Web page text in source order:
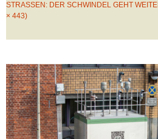
STRASSEN: DER SCHWINDEL GEHT WEITER
× 443)